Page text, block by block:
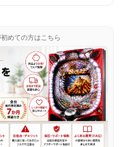
めての方はこちら